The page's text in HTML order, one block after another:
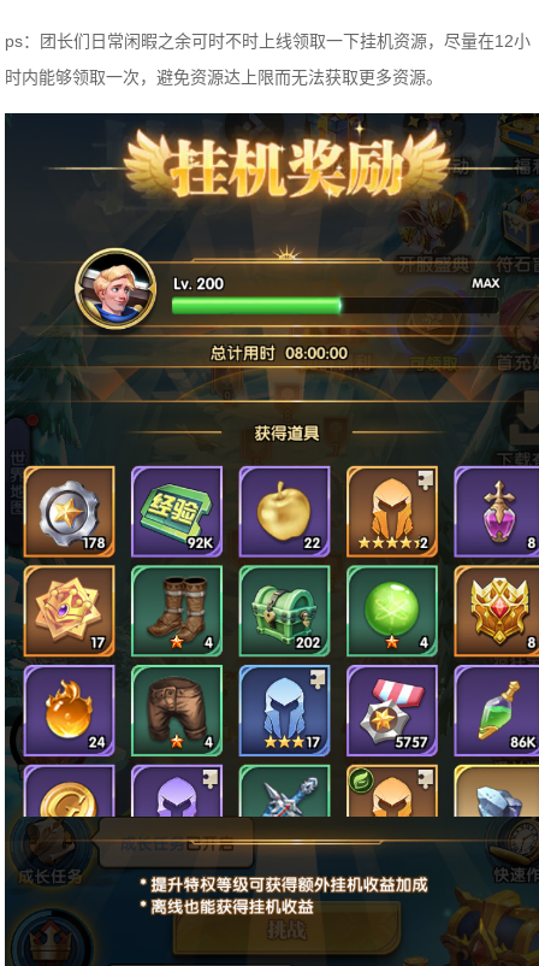
ps：团长们日常闲暇之余可时不时上线领取一下挂机资源，尽量在12小
时内能够领取一次，避免资源达上限而无法获取更多资源。